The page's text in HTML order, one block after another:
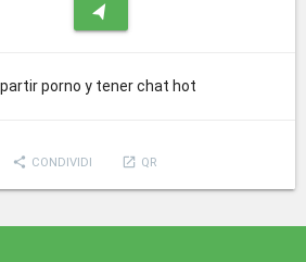
navigation
porno y tener chat hot
share CONDIVIDI launch QR